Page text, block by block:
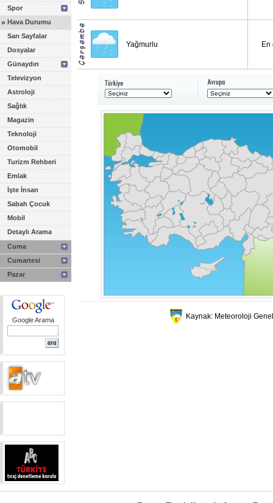
Spor
» Hava Durumu
Sarı Sayfalar
Dosyalar
Günaydın
Televizyon
Astroloji
Sağlık
Magazin
Teknoloji
Otomobil
Turizm Rehberi
Emlak
İşte İnsan
Sabah Çocuk
Mobil
Detaylı Arama
Cuma
Cumartesi
Pazar
Google Arama
Yağmurlu En
Kaynak: Meteoroloji